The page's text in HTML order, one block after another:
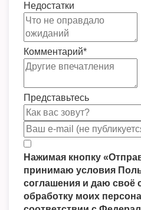
Недостатки
Комментарий*
Представьтесь
Нажимая кнопку
принимаю условия
соглашения и даю своё
обработку моих